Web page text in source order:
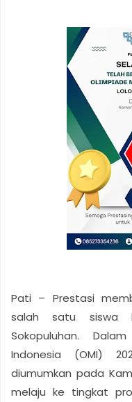
Pati – Prestasi
salah satu siswa
Sokopuluhan.
Indonesia (OMI)
diumumkan pada
melaju ke tingkat